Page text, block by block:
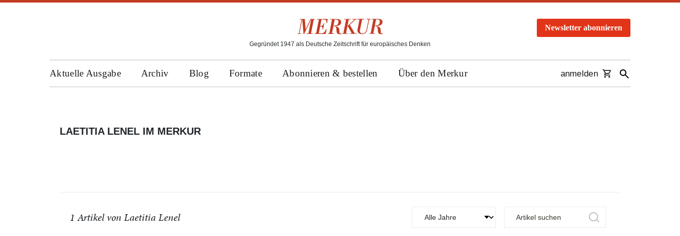
Gegründet 1947 als Deutsche Zeitschrift für europäisches Denken
Newsletter abonnieren
Aktuelle Ausgabe Archiv Blog Formate Abonnieren & bestellen Über den Merkur anmelden
LAETITIA LENEL IM MERKUR
1 Artikel von Laetitia Lenel